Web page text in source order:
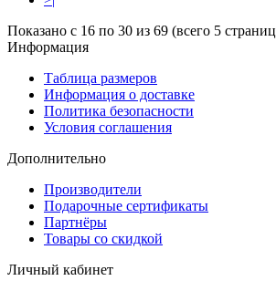
Показано с 16 по 30 из 69 (всего 5
Информация
Таблица размеров
Информация о доставке
Политика безопасности
Условия соглашения
Дополнительно
Производители
Подарочные сертификаты
Партнёры
Товары со скидкой
Личный кабинет